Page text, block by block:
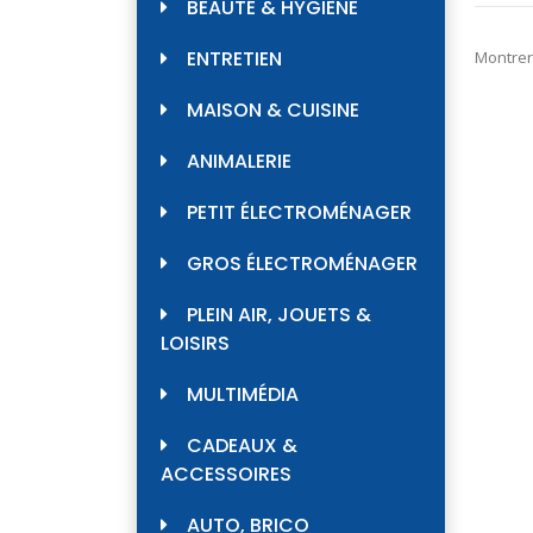
BEAUTÉ & HYGIÈNE
ENTRETIEN
MAISON & CUISINE
ANIMALERIE
PETIT ÉLECTROMÉNAGER
GROS ÉLECTROMÉNAGER
PLEIN AIR, JOUETS &
LOISIRS
MULTIMÉDIA
CADEAUX &
ACCESSOIRES
AUTO, BRICO